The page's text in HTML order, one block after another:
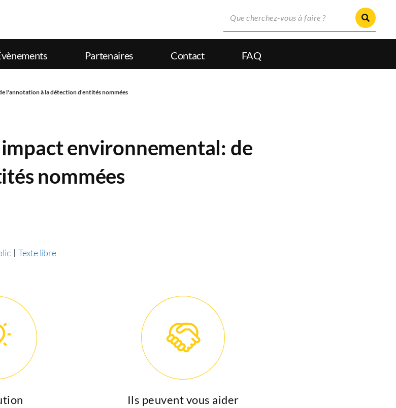
Partenaires Contact FAQ
l'annotation à la détection d'entités nommées
environnemental: de
nommées
| Texte libre
Ils peuvent vous aider